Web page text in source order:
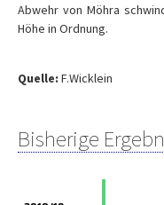
Abwehr von Möhra
Höhe in Ordnung.
Quelle: F.Wicklein
Bisherige